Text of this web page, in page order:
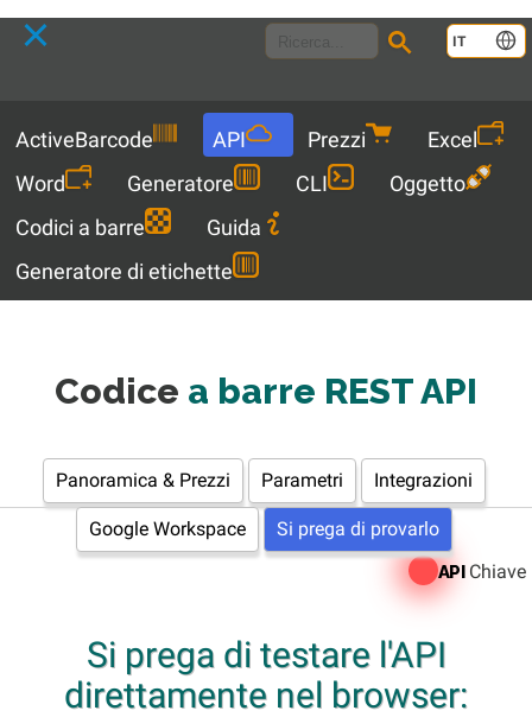
IT
ActiveBarcode API Prezzi
Excel
Word
Generatore CLI
Oggetto
Codici a barre
Guida
Generatore di etichette
Codice a barre REST API
Panoramica & Prezzi Parametri Integrazioni
Google Workspace Si prega di provarlo
APIChiave
Si prega di testare l'API
direttamente nel browser: